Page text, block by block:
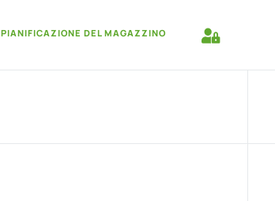
PIANIFICAZIONE DEL MAGAZZINO